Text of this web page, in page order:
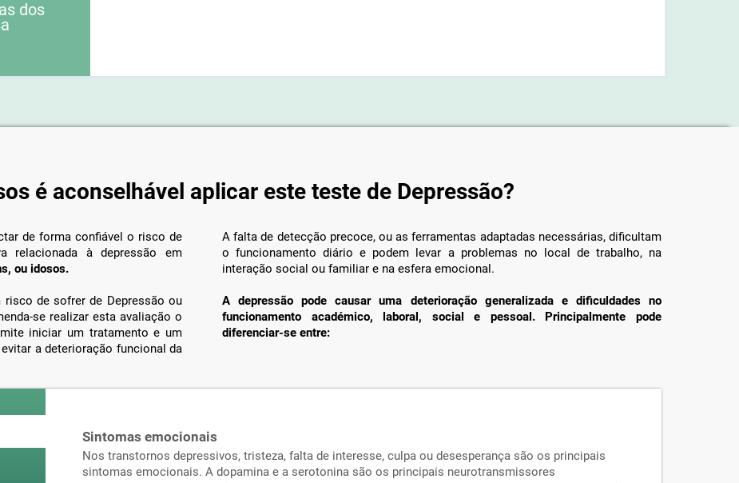
dos
é aconselhável aplicar este teste de Depressão?
de forma confiável o risco de
relacionada à depressão em
ou idosos.
de sofrer de Depressão ou
se realizar esta avaliação o
iniciar um tratamento e um
a deterioração funcional da
A falta de detecção precoce, ou as ferramentas adaptadas necessárias, dificultam
o funcionamento diário e podem levar a problemas no local de trabalho, na
interação social ou familiar e na esfera emocional.
A depressão pode causar uma deterioração generalizada e dificuldades no
funcionamento académico, laboral, social e pessoal. Principalmente pode
diferenciar-se entre:
Sintomas emocionais
Nos transtornos depressivos, tristeza, falta de interesse, culpa ou desesperança são os principais
sintomas emocionais. A dopamina e a serotonina são os principais neurotransmissores